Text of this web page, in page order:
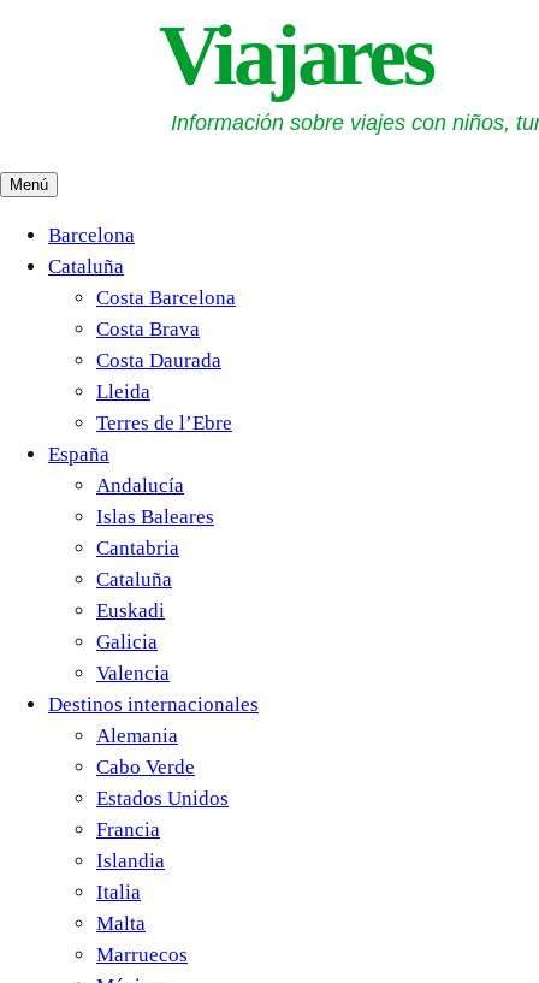
Viajares
Información sobre viajes con niños,
Menú
Barcelona
Cataluña
Costa Barcelona
Costa Brava
Costa Daurada
Lleida
Terres de l’Ebre
España
Andalucía
Islas Baleares
Cantabria
Cataluña
Euskadi
Galicia
Valencia
Destinos internacionales
Alemania
Cabo Verde
Estados Unidos
Francia
Islandia
Italia
Malta
Marruecos